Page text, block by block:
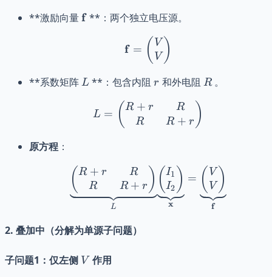
**激励向量\mathbf{f}
f **：两个独立电压源。
\mathbf{f} =
f = ( V
V )
**系数矩阵 L
L **：包含内阻 r
r 和外电阻 R
R。
L = \begin{pmatrix}
L = ( R + r
R
R
R + r )
原方程：
L
( R + r
R
R
R + r )
x
( I1
I2 ) =
f
( V
V )
2. 叠加中（分解为单源子问题）
子问题1：仅左侧 V
V 作用